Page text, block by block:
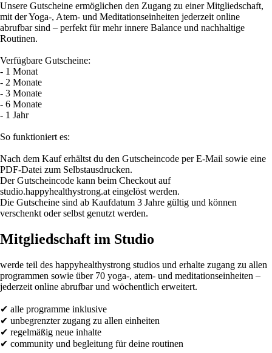
Unsere Gutscheine ermöglichen den Zugang zu einer Mitgliedschaft,
mit der Yoga-, Atem- und Meditationseinheiten jederzeit online
abrufbar sind – perfekt für mehr innere Balance und nachhaltige
Routinen.
Verfügbare Gutscheine:
- 1 Monat
- 2 Monate
- 3 Monate
- 6 Monate
- 1 Jahr
So funktioniert es:
Nach dem Kauf erhältst du den Gutscheincode per E-Mail sowie eine
PDF-Datei zum Selbstausdrucken.
Der Gutscheincode kann beim Checkout auf
studio.happyhealthystrong.at eingelöst werden.
Die Gutscheine sind ab Kaufdatum 3 Jahre gültig und können
verschenkt oder selbst genutzt werden.
Mitgliedschaft im Studio
werde teil des happyhealthystrong studios und erhalte zugang zu allen
programmen sowie über 70 yoga-, atem- und meditationseinheiten –
jederzeit online abrufbar und wöchentlich erweitert.
✔ alle programme inklusive
✔ unbegrenzter zugang zu allen einheiten
✔ regelmäßig neue inhalte
✔ community und begleitung für deine routinen